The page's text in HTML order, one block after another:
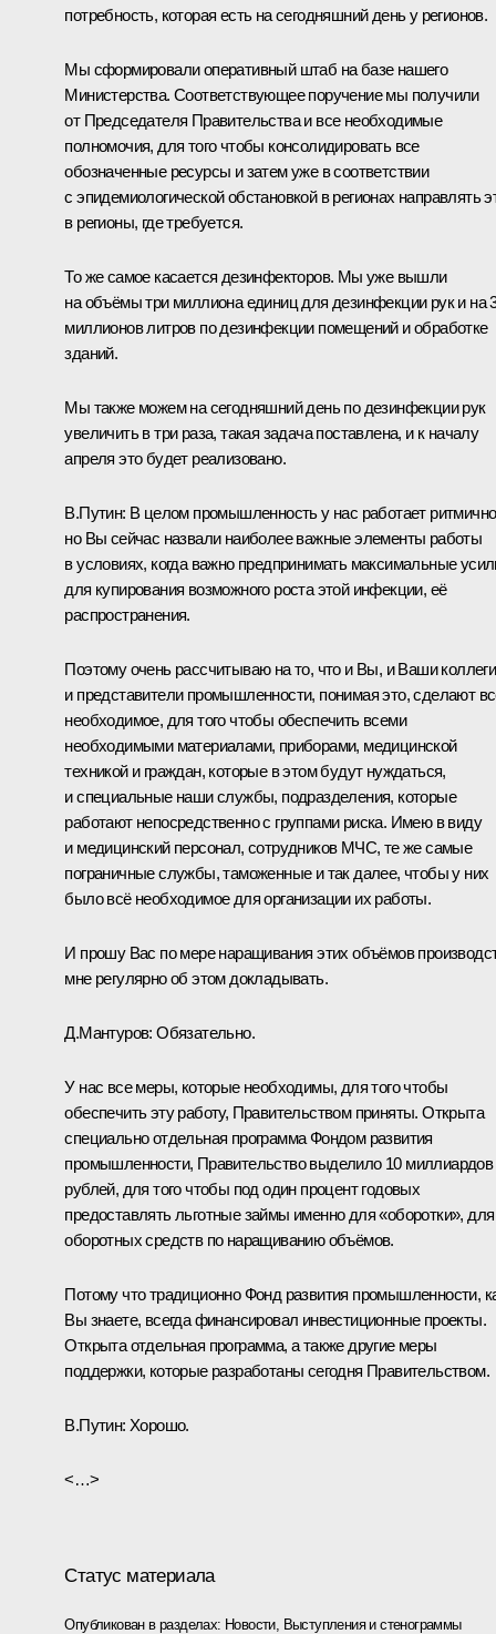
потребность, которая есть на сегодняшний день у регионов.
Мы сформировали оперативный штаб на базе нашего
Министерства. Соответствующее поручение мы получили
от Председателя Правительства и все необходимые
полномочия, для того чтобы консолидировать все
обозначенные ресурсы и затем уже в соответствии
с эпидемиологической обстановкой в регионах направлять
в регионы, где требуется.
То же самое касается дезинфекторов. Мы уже вышли
на объёмы три миллиона единиц для дезинфекции рук и на
миллионов литров по дезинфекции помещений и обработке
зданий.
Мы также можем на сегодняшний день по дезинфекции рук
увеличить в три раза, такая задача поставлена, и к началу
апреля это будет реализовано.
В.Путин: В целом промышленность у нас работает
но Вы сейчас назвали наиболее важные элементы работы
в условиях, когда важно предпринимать максимальные
для купирования возможного роста этой инфекции, её
распространения.
Поэтому очень рассчитываю на то, что и Вы, и Ваши
и представители промышленности, понимая это, сделают
необходимое, для того чтобы обеспечить всеми
необходимыми материалами, приборами, медицинской
техникой и граждан, которые в этом будут нуждаться,
и специальные наши службы, подразделения, которые
работают непосредственно с группами риска. Имею в виду
и медицинский персонал, сотрудников МЧС, те же самые
пограничные службы, таможенные и так далее, чтобы у них
было всё необходимое для организации их работы.
И прошу Вас по мере наращивания этих объёмов
мне регулярно об этом докладывать.
Д.Мантуров: Обязательно.
У нас все меры, которые необходимы, для того чтобы
обеспечить эту работу, Правительством приняты. Открыта
специально отдельная программа Фондом развития
промышленности, Правительство выделило 10 миллиардов
рублей, для того чтобы под один процент годовых
предоставлять льготные займы именно для «оборотки», для
оборотных средств по наращиванию объёмов.
Потому что традиционно Фонд развития промышленности,
Вы знаете, всегда финансировал инвестиционные проекты.
Открыта отдельная программа, а также другие меры
поддержки, которые разработаны сегодня Правительством.
В.Путин: Хорошо.
<…>
Статус материала
Опубликован в разделах: Новости, Выступления и стенограммы